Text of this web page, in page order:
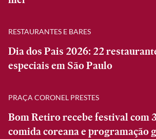
RESTAURANTES E BARES
Dia dos Pais 2026: 22
especiais em São Paulo
PRAÇA CORONEL PRESTES
Bom Retiro recebe festival com
comida coreana e programação